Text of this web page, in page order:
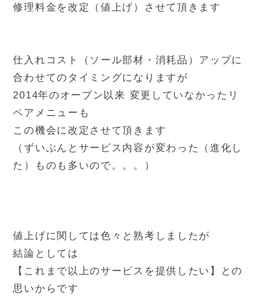
修理料金を改定（値上げ）させて頂きます
仕入れコスト（ソール部材・消耗品）アップに
合わせてのタイミングになりますが
2014年のオープン以来 変更していなかったリ
ペアメニューも
この機会に改定させて頂きます
（ずいぶんとサービス内容が変わった（進化し
た）ものも多いので。。。）
値上げに関しては色々と熟考しましたが
結論としては
【これまで以上のサービスを提供したい】との
思いからです